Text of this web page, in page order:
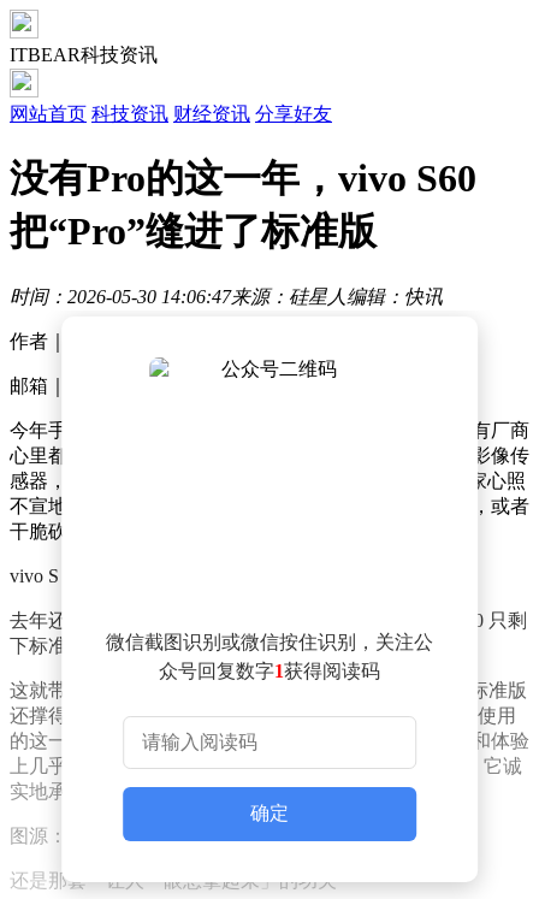
ITBEAR科技资讯
网站首页 科技资讯 财经资讯 分享好友
没有Pro的这一年，vivo S60
把“Pro”缝进了标准版
时间：2026-05-30 14:06:47来源：硅星人 编辑：快讯
作者｜陆
邮箱｜xiaoyu@pingwest.com
今年手机的中高端市场，有一个不太被摆上台面、但所有厂商
心里都清楚的背景：硬件在涨价。屏幕、存储、电池、影像传
感器，几乎每一项 BOM 成本都在往上走。结果就是大家心照
不宣地集体「降档」——同样的价位，配置往下挪一格，或者
干脆砍掉一条产品线。
vivo S 系列就是后者。
去年还是「S50 + S50 Pro mini」的双机结构，今年的 S60 只剩
下标准版和元气版两款，往年那台冲性能的 Pro 没了。
这就带来一个值得认真回答的问题：当 Pro 消失，这台标准版
还撑得起 S 系列的脸面吗？ 在不客观实验室拿到评测机使用
的这一周时间后，我们先把结论放在这儿——它在影像和体验
上几乎就是一台 Pro，但在「性能」这个最硬的指标上，它诚
实地承认了自己不是。
图源：不客观实验室
还是那套「让人一眼想拿起来」的功夫
微信截图识别或微信按住识别，关注公
众号回复数字1获得阅读码
确定